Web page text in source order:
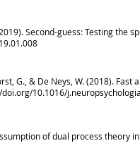
Second-guess: Testing
G., & De Neys, W. (2018).
10.1016/
of dual process theory